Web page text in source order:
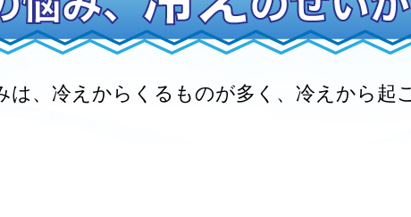
は、冷えからくるものが多く、冷えから起